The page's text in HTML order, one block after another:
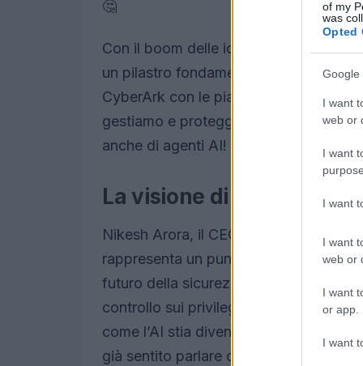
of my
was
Opted
Google
I want
web or
I want
I want
I want
web or
I want
or app.
I want
🤔
Con il boom delle identità digitali, la
un pilastro fondamentale della
CyberArk con le piattaforme di Palo
gestiamo e proteggiamo le identità. E
anche di agenti AI! Questo è proprio
La visione di due leader
Nikesh Arora, il CEO di Palo Alto
rappresenta un punto di svolta per la
futuro della sicurezza debba garantire
controllo sui privilegi. Questo è un
come l’AI stia diventando sempre più
già sentito parlare di agenti AI